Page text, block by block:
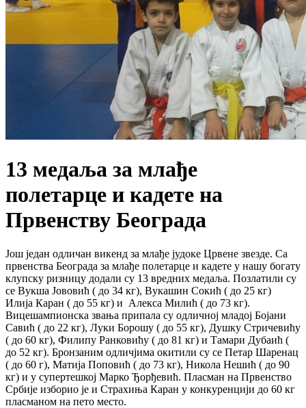
13 медаља за млађе
полетарце и кадете на
Првенству Београда
Још један одличан викенд за млађе јудоке Црвене звезде. Са
првенства Београда за млађе полетарце и кадете у нашу богату
клупску ризницу додали су 13 вредних медаља. Позлатили су
се Вукша Јововић ( до 34 кг), Вукашин Сокић ( до 25 кг)
Илија Каран ( до 55 кг) и Алекса Милић ( до 73 кг).
Вицешампионска звања припала су одличној младој Бојани
Савић ( до 22 кг), Луки Борошу ( до 55 кг), Душку Стричевићу
( до 60 кг), Филипу Ранковићу ( до 81 кг) и Тамари Дубаић (
до 52 кг). Бронзаним одличјима окитили су се Петар Шаренац
( до 60 г), Матија Поповић ( до 73 кг), Никола Нешић ( до 90
кг) и у супертешкој Марко Ђорђевић. Пласман на Првенство
Србије изборио је и Страхиња Каран у конкуренцији до 60 кг
пласманом на пето место.